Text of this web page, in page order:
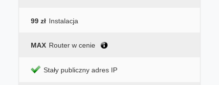
99 zł Instalacja
MAX Router w cenie
Stały publiczny adres IP